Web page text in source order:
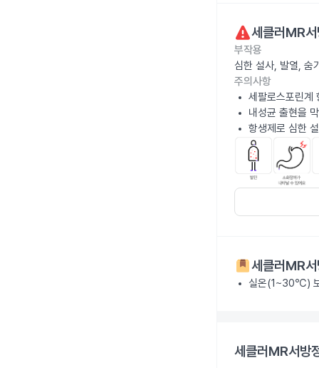
세클러MR
부작용
심한 설사, 발열, 숨
주의사항
세팔로스포린계
내성균 출현을
항생제로 심한
세클러MR
실온(1~30℃)
세클러MR서